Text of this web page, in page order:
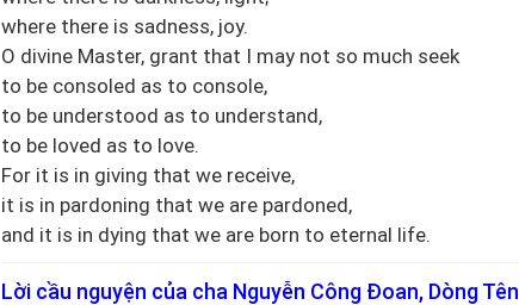
where there is sadness, joy.
O divine Master, grant that I may not so much seek
to be consoled as to console,
to be understood as to understand,
to be loved as to love.
For it is in giving that we receive,
it is in pardoning that we are pardoned,
and it is in dying that we are born to eternal life.
Lời cầu nguyện của cha Nguyễn Công Đoan, Dòng Tên